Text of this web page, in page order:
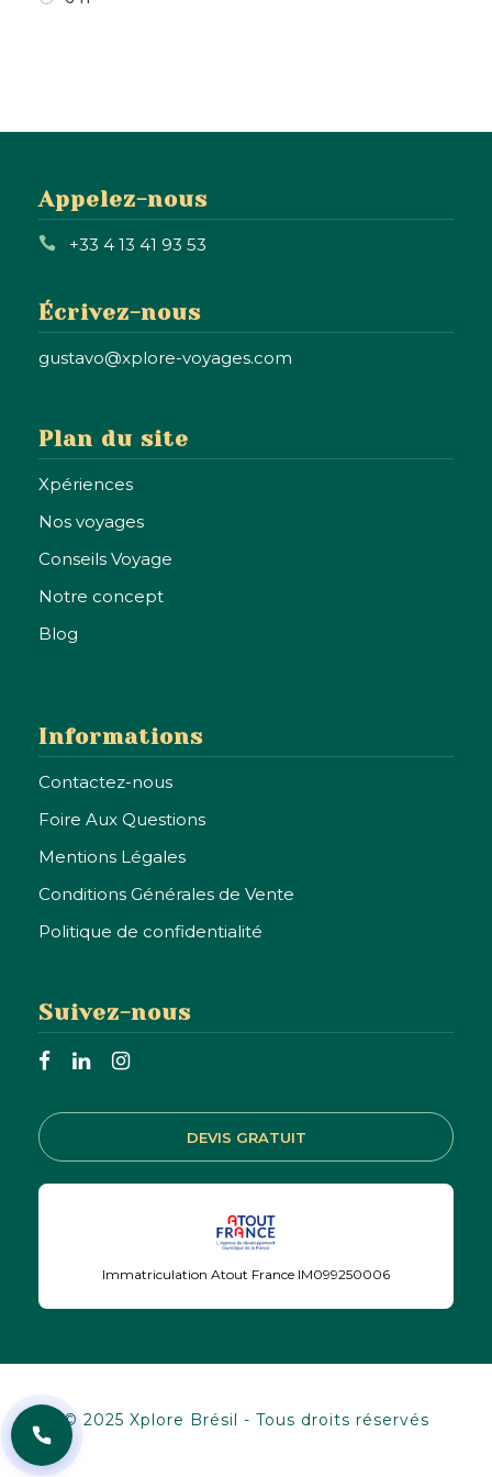
Envie de
découvrir le
Brésil ?
JE VEUX RECEVOIR
GRATUIT
Appelez-nous
+33 4 13 41 93 53
Écrivez-nous
gustavo@xplore-voyages.com
Plan du site
Xpériences
Nos voyages
Conseils Voyage
Notre concept
Blog
Informations
Contactez-nous
Foire Aux Questions
Mentions Légales
Conditions Générales de Vente
Politique de confidentialité
Suivez-nous
DEVIS GRATUIT
Immatriculation Atout France IM099250006
© 2025 Xplore Brésil - Tous droits réservés